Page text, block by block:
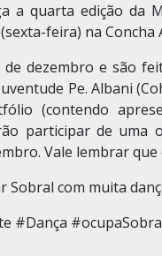
a quarta edição da
feira) na Concha
dezembro e são
Pe. Albani
(contendo
participar de uma
Vale lembrar que
Sobral com muita
#Dança